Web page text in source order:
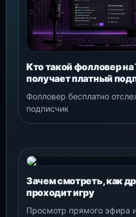
Кто такой фолловер на
получает платный
Фолловер бесплатно
подписчик
Зачем смотреть, как
проходит игру
Просмотр прямого эфира